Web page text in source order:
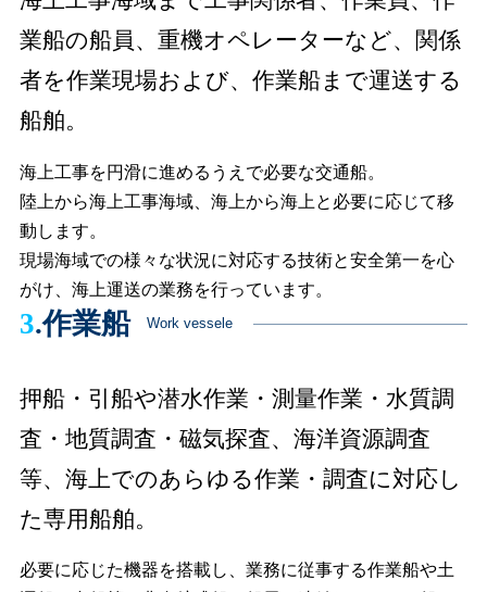
業船の船員、 重機オペレーターなど、関係
者を作業現場および、 作業船まで運送する
船舶。
海上工事を円滑に進めるうえで必要な交通船。
陸上から海上工事海域、海上から海上と必要に応じて移
動します。
現場海域での様々な状況に対応する技術と安全第一を心
がけ、海上運送の業務を行っています。
3.作業船 Work vessele
押船・引船や潜水作業・測量作業・水質調
査・地質調査・磁気探査、 海洋資源調査
等、海上でのあらゆる作業・調査に対応し
た専用船舶。
必要に応じた機器を搭載し、業務に従事する作業船や土